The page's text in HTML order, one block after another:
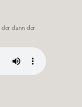
dann der